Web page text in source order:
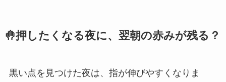
🤚押したくなる夜に、翌朝の赤みが残る？
黒い点を見つけた夜は、指が伸びやすくなりま